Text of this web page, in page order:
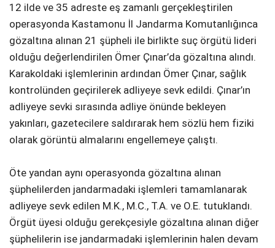
12 ilde ve 35 adreste eş zamanlı gerçekleştirilen
operasyonda Kastamonu İl Jandarma Komutanlığınca
gözaltına alınan 21 şüpheli ile birlikte suç örgütü lideri
olduğu değerlendirilen Ömer Çınar’da gözaltına alındı.
Karakoldaki işlemlerinin ardından Ömer Çınar, sağlık
kontrolünden geçirilerek adliyeye sevk edildi. Çınar’ın
adliyeye sevki sırasında adliye önünde bekleyen
yakınları, gazetecilere saldırarak hem sözlü hem fiziki
olarak görüntü almalarını engellemeye çalıştı.
Öte yandan aynı operasyonda gözaltına alınan
şüphelilerden jandarmadaki işlemleri tamamlanarak
adliyeye sevk edilen M.K., M.C., T.A. ve O.E. tutuklandı.
Örgüt üyesi olduğu gerekçesiyle gözaltına alınan diğer
şüphelilerin ise jandarmadaki işlemlerinin halen devam